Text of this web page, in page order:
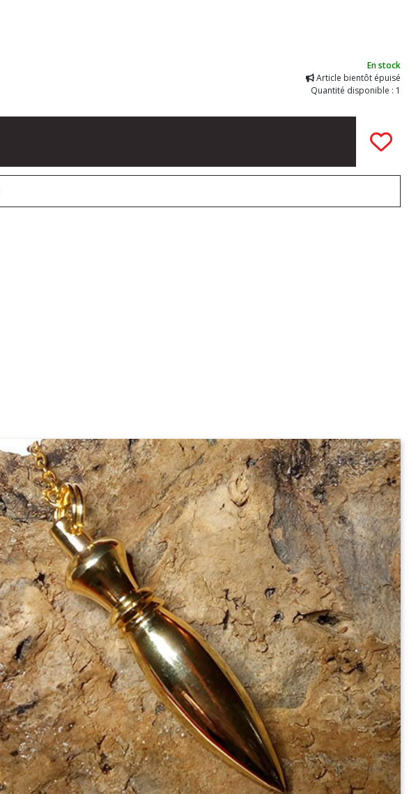
En stock
Article bientôt épuisé
Quantité disponible : 1